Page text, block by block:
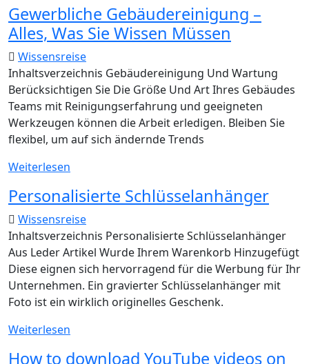
Die
Sie
Über
Die
Kapitalertragssteuer
Wissen
Sollten
Gewerbliche Gebäudereinigung –
Alles, Was Sie Wissen Müssen
Wissensreise
Inhaltsverzeichnis Gebäudereinigung Und Wartung
Berücksichtigen Sie Die Größe Und Art Ihres Gebäudes
Teams mit Reinigungserfahrung und geeigneten
Werkzeugen können die Arbeit erledigen. Bleiben Sie
flexibel, um auf sich ändernde Trends
Weiterlesen
–
Alles,
Was
Sie
Wissen
Müssen
Personalisierte Schlüsselanhänger
Wissensreise
Inhaltsverzeichnis Personalisierte Schlüsselanhänger
Aus Leder Artikel Wurde Ihrem Warenkorb Hinzugefügt
Diese eignen sich hervorragend für die Werbung für Ihr
Unternehmen. Ein gravierter Schlüsselanhänger mit
Foto ist ein wirklich originelles Geschenk.
Weiterlesen
How to download YouTube videos on